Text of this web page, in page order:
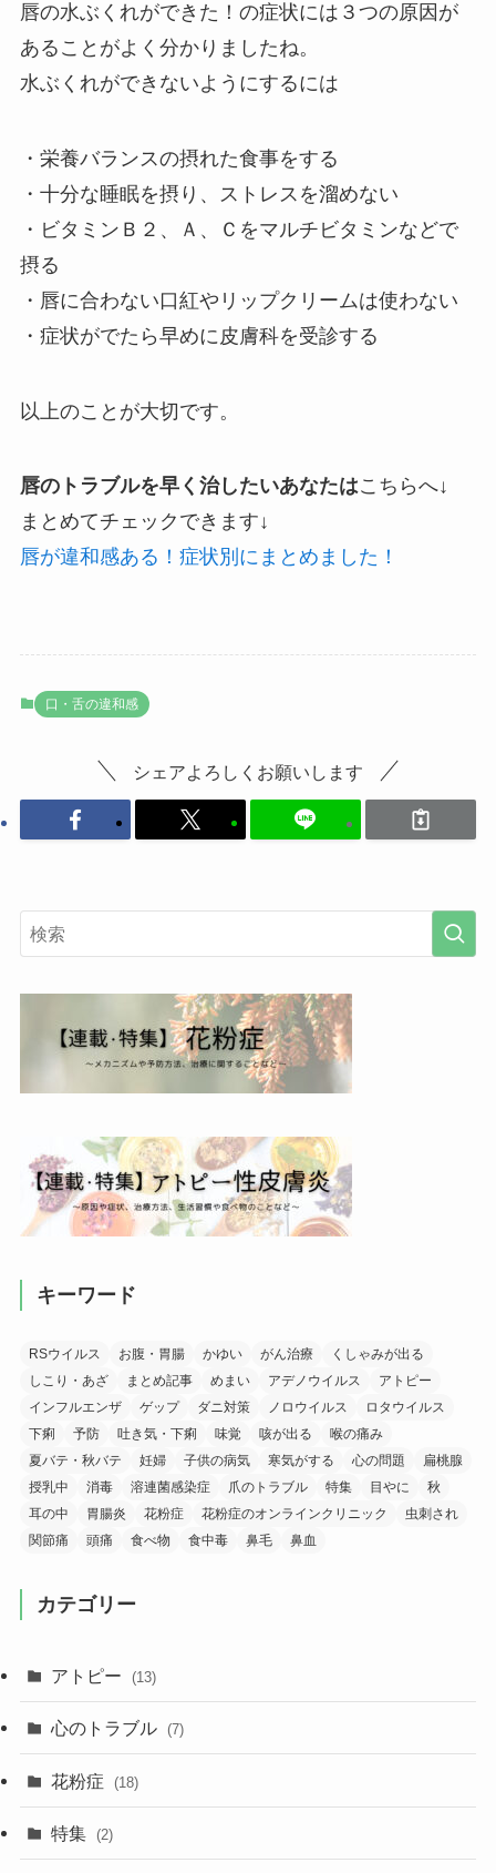
唇の水ぶくれができた！の症状には３つの原因が
あることがよく分かりましたね。
水ぶくれができないようにするには
・栄養バランスの摂れた食事をする
・十分な睡眠を摂り、ストレスを溜めない
・ビタミンＢ２、Ａ、Ｃをマルチビタミンなどで
摂る
・唇に合わない口紅やリップクリームは使わない
・症状がでたら早めに皮膚科を受診する
以上のことが大切です。
唇のトラブルを早く治したいあなたはこちらへ↓
まとめてチェックできます↓
唇が違和感ある！症状別にまとめました！
口・舌の違和感
シェアよろしくお願いします
キーワード
RSウイルス お腹・胃腸 かゆい がん治療
くしゃみが出る
しこり・あざ
まとめ記事 めまい アデノウイルス
アトピー
インフルエンザ
ゲップ ダニ対策 ノロウイルス
ロタウイルス
下痢
予防 吐き気・下痢 味覚 咳が出る
喉の痛み
夏バテ・秋バテ
妊婦 子供の病気 寒気がする 心の問題
扁桃腺
授乳中
消毒 溶連菌感染症 爪のトラブル 特集 目やに
秋
耳の中
胃腸炎 花粉症 花粉症のオンラインクリニック
虫刺され
関節痛
頭痛 食べ物 食中毒 鼻毛 鼻血
カテゴリー
アトピー (13)
心のトラブル (7)
花粉症 (18)
特集 (2)